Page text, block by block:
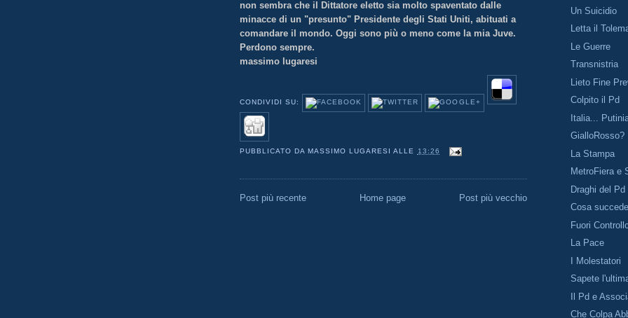
non sembra che il Dittatore eletto sia molto spaventato dalle
minacce di un "presunto" Presidente degli Stati Uniti, abituati a
comandare il mondo. Oggi sono più o meno come la mia Juve.
Perdono sempre.
massimo lugaresi
CONDIVIDI SU:
PUBBLICATO DA MASSIMO LUGARESI ALLE 13:26
Post più recente Post più vecchio
Home page
Un Suicidio
Letta il
Le Guerre
Transnistria
Lieto Fine
Colpito il Pd
Italia...
GialloRosso?
La Stampa
MetroFiera e
Draghi del Pd
Cosa
Fuori
La Pace
I Molestatori
Sapete
Il Pd e
Che Colpa